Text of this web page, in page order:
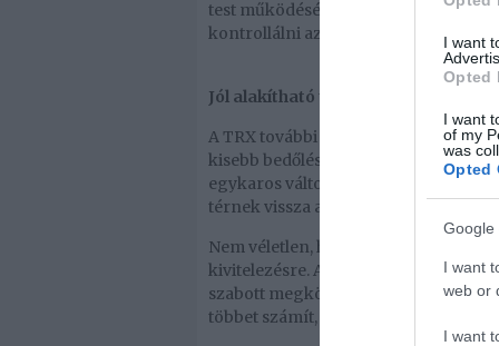
I want
Opted
I want
of my
was
Opted
Google
I want
web or
I want
test működéséhez. Nem a gép
kontrollálni azt. Ez nagyobb
Jól alakítható terhelés, nagyobb
A TRX további előnye, hogy a
kisebb bedőléssel dolgozik, ha
egykaros változatokkal lehet
térnek vissza a rendszeres
Nem véletlen, hogy olyan
kivitelezésre. A Brill Fitness
szabott megközelítés, mert a helyes
többet számít, mint az, hogy ki